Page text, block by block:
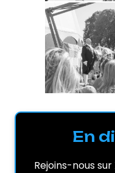
En
Rejoins-nous